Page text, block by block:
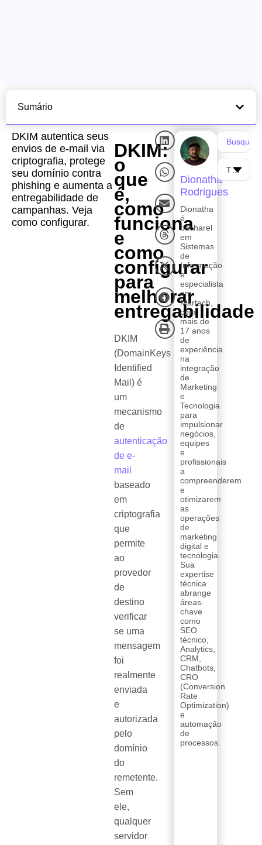
DKIM autentica seus
envios de e-mail via
criptografia, protege
seu domínio contra
phishing e aumenta a
entregabilidade de
campanhas. Veja
como configurar.
DKIM:
o
que
é,
como
funciona
e
como
configurar
para
melhorar
entregabilidade
DKIM
(DomainKeys
Identified
Mail) é
um
mecanismo
de
autenticação
de e-
mail
baseado
em
criptografia
que
permite
ao
provedor
de
destino
verificar
se uma
mensagem
foi
realmente
enviada
e
autorizada
pelo
domínio
do
remetente.
Sem
ele,
qualquer
servidor
Dionatha
Rodrigues
Dionatha
é
bacharel
em
Sistemas
de
Informação
e
especialista
em
Martech,
com
mais de
17 anos
de
experiência
na
integração
de
Marketing
e
Tecnologia
para
impulsionar
negócios,
equipes
e
profissionais
a
compreenderem
e
otimizarem
as
operações
de
marketing
digital e
tecnologia.
Sua
expertise
técnica
abrange
áreas-
chave
como
SEO
técnico,
Analytics,
CRM,
Chatbots,
CRO
(Conversion
Rate
Optimization)
e
automação
de
processos.
Sumário